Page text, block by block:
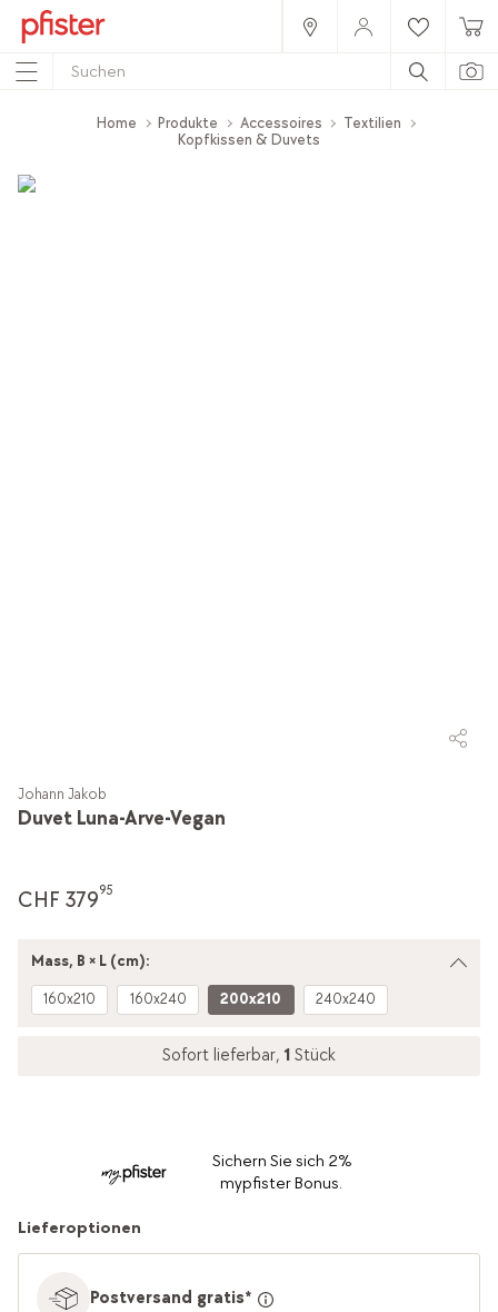
Home Produkte Accessoires
Textilien
Kopfkissen & Duvets
Duvet Luna-Arve-Vegan
Johann Jakob
CHF 37995
Mass, B × L (cm):
160x210 160x240 200x210 240x240
Sofort lieferbar,1 Stück
Sichern Sie sich 2%
mypfister Bonus.
Lieferoptionen
Postversand gratis*